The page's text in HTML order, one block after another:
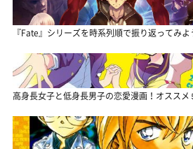
『Fate』シリーズを時系列順で振り返ってみよ
高身長女子と低身長男子の恋愛漫画！オススメ